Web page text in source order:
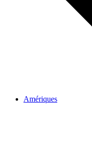
Amériques